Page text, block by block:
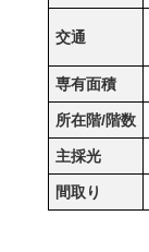
交通
専有面積
所在階/階数
主採光
間取り